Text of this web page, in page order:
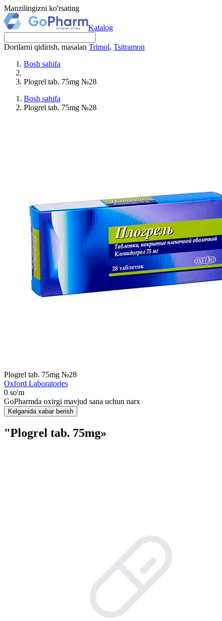
Manzilingizni ko'rsating
Katalog
Dorilarni qidirish, masalan Trimol, Tsitramon
Bosh sahifa
Plogrel tab. 75mg №28
Bosh sahifa
Plogrel tab. 75mg №28
Plogrel tab. 75mg №28
Oxford Laboratories
0 so'm
GoPharmda oxirgi mavjud sana uchun narx
Kelganida xabar berish
"Plogrel tab. 75mg»